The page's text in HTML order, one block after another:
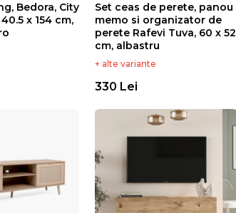
Bedora, City
x 154 cm,
Set ceas de perete, panou
memo si organizator de
perete Rafevi Tuva, 60 x 52
cm, albastru
+ alte variante
330 Lei